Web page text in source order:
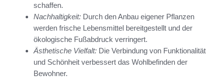
schaffen.
Nachhaltigkeit: Durch den Anbau eigener Pflanzen
werden frische Lebensmittel bereitgestellt und der
ökologische Fußabdruck verringert.
Ästhetische Vielfalt: Die Verbindung von Funktionalität
und Schönheit verbessert das Wohlbefinden der
Bewohner.